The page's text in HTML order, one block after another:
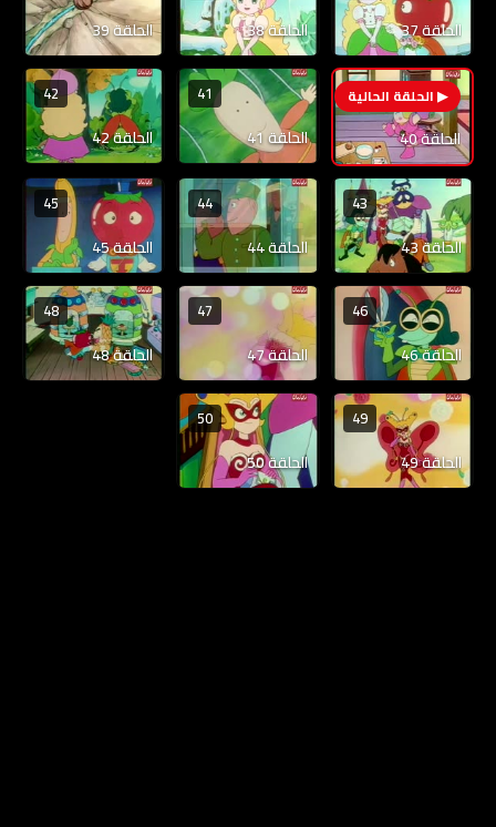
الحلقة 37 الحلقة 38 الحلقة 39
40
الحلقة 40
41
الحلقة 41
42
الحلقة 42
43
الحلقة 43
44
الحلقة 44
45
الحلقة 45
46
الحلقة 46
47
الحلقة 47
48
الحلقة 48
49
الحلقة 49
50
الحلقة 50